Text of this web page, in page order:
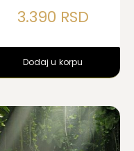
3.390
Dodaj u korpu